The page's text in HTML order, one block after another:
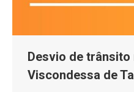
Desvio de trânsito
Viscondessa de